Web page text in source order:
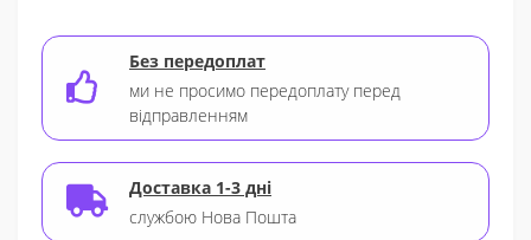
Без передоплат
ми не просимо передоплату перед
відправленням
Доставка 1-3 дні
службою Нова Пошта